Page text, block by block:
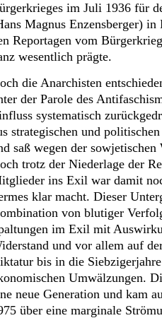
im Juli 1936 für
Magnus Enzensberger)
Reportagen vom
wesentlich prägte.
die Anarchisten
der Parole des
systematisch
strategischen und
saß wegen der
trotz der Niederlage der
ins Exil war damit
klar macht. Dieser
von blutiger
im Exil mit
und vor allem auf
bis in die
Umwälzungen.
neue Generation und kam
über eine marginale